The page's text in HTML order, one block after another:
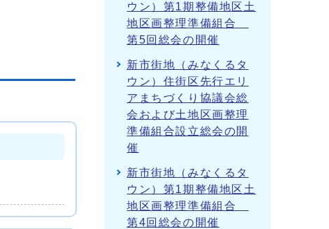
ウン）第1期整備地区土
地区画整理準備組合
第5回総会の開催
新市街地（みなくるタ
ウン）住街区先行エリ
アまちづくり協議会総
会および土地区画整理
準備組合設立総会の開
催
新市街地（みなくるタ
ウン）第1期整備地区土
地区画整理準備組合
第4回総会の開催